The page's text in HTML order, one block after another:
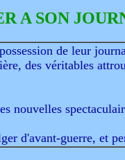
A SON
de leur
des véritables
nouvelles
d'avant-guerre, et